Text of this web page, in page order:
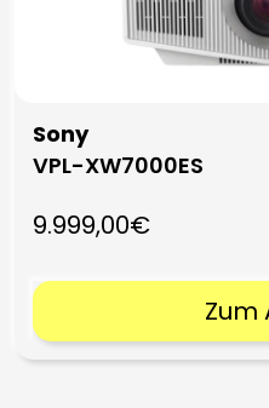
Sony
VPL-XW7000ES
9.999,00€
Zum